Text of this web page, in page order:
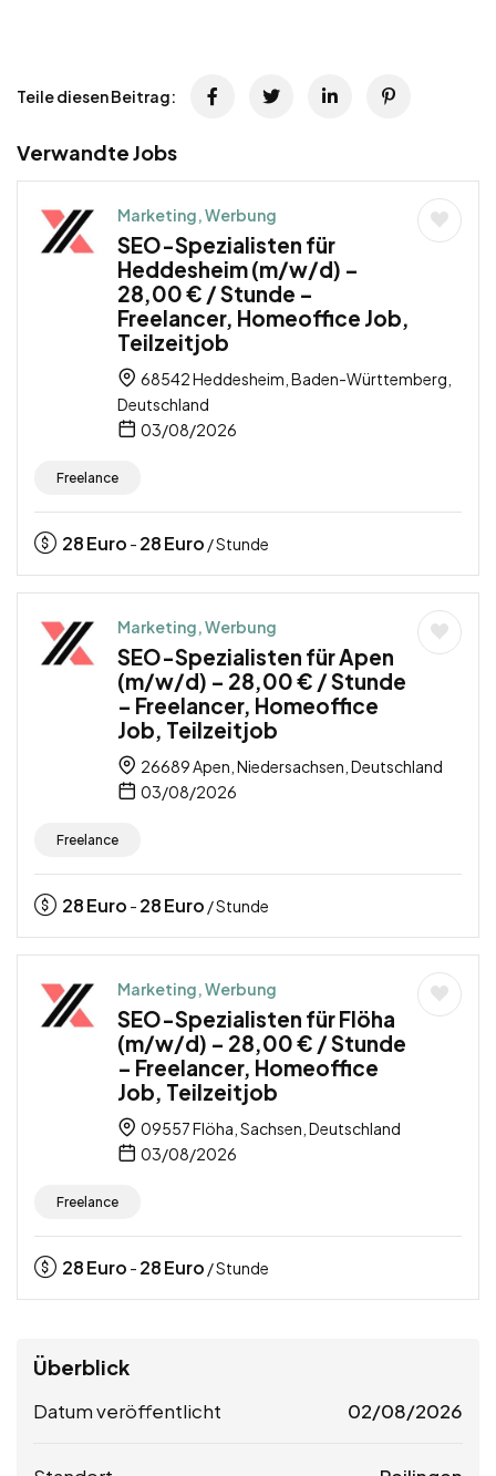
Teile diesen Beitrag:
Verwandte Jobs
Marketing, Werbung
SEO-Spezialisten für
Heddesheim (m/w/d) –
28,00 € / Stunde –
Freelancer, Homeoffice Job,
Teilzeitjob
68542 Heddesheim, Baden-Württemberg,
Deutschland
03/08/2026
Freelance
28Euro - 28Euro / Stunde
Marketing, Werbung
SEO-Spezialisten für Apen
(m/w/d) – 28,00 € / Stunde
– Freelancer, Homeoffice
Job, Teilzeitjob
26689 Apen, Niedersachsen, Deutschland
03/08/2026
Freelance
28Euro - 28Euro / Stunde
Marketing, Werbung
SEO-Spezialisten für Flöha
(m/w/d) – 28,00 € / Stunde
– Freelancer, Homeoffice
Job, Teilzeitjob
09557 Flöha, Sachsen, Deutschland
03/08/2026
Freelance
28Euro - 28Euro / Stunde
Überblick
Datum veröffentlicht 02/08/2026